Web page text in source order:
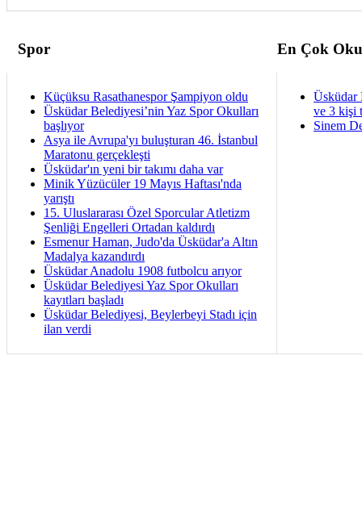
Spor En Çok
Küçüksu Rasathanespor Şampiyon oldu
Üsküdar Belediyesi’nin Yaz Spor Okulları
başlıyor
Asya ile Avrupa'yı buluşturan 46. İstanbul
Maratonu gerçekleşti
Üsküdar'ın yeni bir takımı daha var
Minik Yüzücüler 19 Mayıs Haftası'nda
yarıştı
15. Uluslararası Özel Sporcular Atletizm
Şenliği Engelleri Ortadan kaldırdı
Esmenur Haman, Judo'da Üsküdar'a Altın
Madalya kazandırdı
Üsküdar Anadolu 1908 futbolcu arıyor
Üsküdar Belediyesi Yaz Spor Okulları
kayıtları başladı
Üsküdar Belediyesi, Beylerbeyi Stadı için
ilan verdi
Üsküdar
ve 3 kişi
Sinem